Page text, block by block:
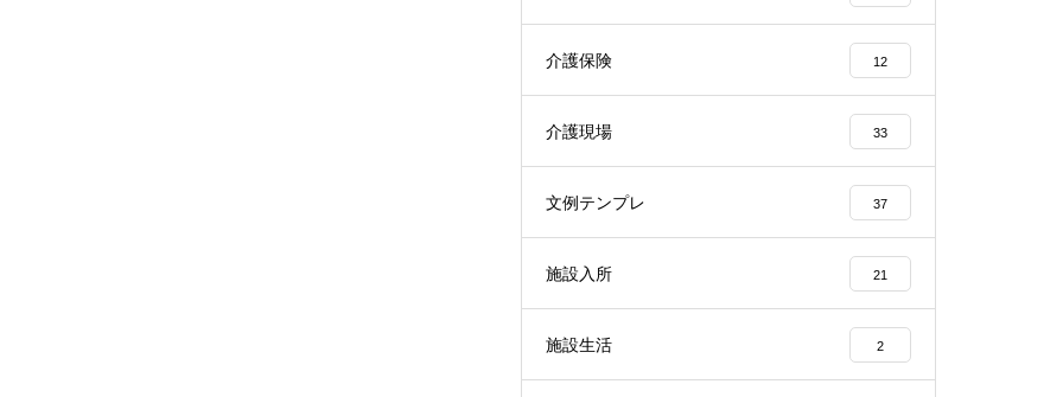
介護保険 12
介護現場 33
文例テンプレ 37
施設入所 21
施設生活 2